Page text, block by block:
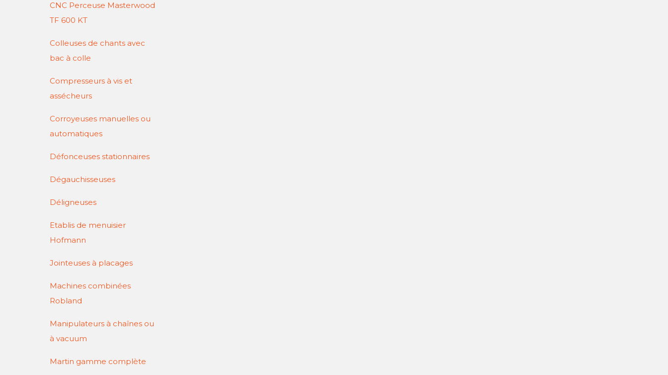
CNC Perceuse Masterwood
TF 600 KT
Colleuses de chants avec
bac à colle
Compresseurs à vis et
assécheurs
Corroyeuses manuelles ou
automatiques
Défonceuses stationnaires
Dégauchisseuses
Déligneuses
Etablis de menuisier
Hofmann
Jointeuses à placages
Machines combinées
Robland
Manipulateurs à chaînes ou
à vacuum
Martin gamme complète